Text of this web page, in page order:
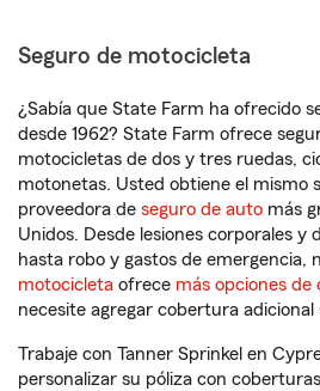
Seguro de motocicleta
¿Sabía que State Farm ha ofrecido
desde 1962? State Farm ofrece
motocicletas de dos y tres ruedas,
motonetas. Usted obtiene el mismo
proveedora de seguro de auto más
Unidos. Desde lesiones corporales y
hasta robo y gastos de emergencia,
motocicleta ofrece más opciones de
necesite agregar cobertura adicional
Trabaje con Tanner Sprinkel en
personalizar su póliza con